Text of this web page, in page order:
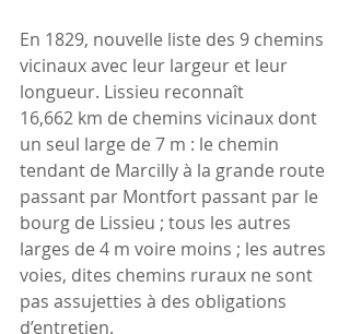
En 1829, nouvelle liste des 9 chemins
vicinaux avec leur largeur et leur
longueur. Lissieu reconnaît
16,662 km de chemins vicinaux dont
un seul large de 7 m : le chemin
tendant de Marcilly à la grande route
passant par Montfort passant par le
bourg de Lissieu ; tous les autres
larges de 4 m voire moins ; les autres
voies, dites chemins ruraux ne sont
pas assujetties à des obligations
d’entretien.